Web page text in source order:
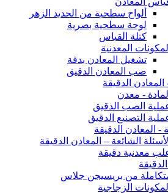
ألواح سطحية من الحديد الزهر
لوحة سطحية بصرية
كتلة القياس
المكونات المعدنية
تشغيل المعادن بدقة
صب المعادن الدقيق
المعادن الدقيقة
المادة - معدن
الصب الدقيق
التصنيع الدقيق
- المعادن الدقيقة
الأسئلة الشائعة – المعادن الدقيقة
معدنية دقيقة
من بريسيجن جلاس
المكونات الزجاجية